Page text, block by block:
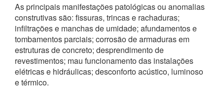
As principais manifestações patológicas ou anomalias
construtivas são: fissuras, trincas e rachaduras;
infiltrações e manchas de umidade; afundamentos e
tombamentos parciais; corrosão de armaduras em
estruturas de concreto; desprendimento de
revestimentos; mau funcionamento das instalações
elétricas e hidráulicas; desconforto acústico, luminoso
e térmico.